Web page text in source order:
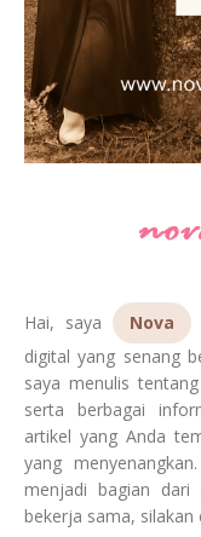
Hai, saya Nova
,
digital yang senang
saya menulis
serta berbagai
artikel yang Anda
yang
menjadi bagian dari
bekerja sama, silakan